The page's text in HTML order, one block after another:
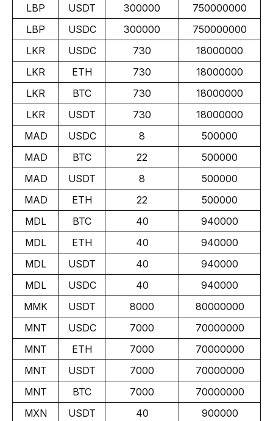
LBP USDT 300000
750000000
LBP
USDC 300000
750000000
LKR
USDC 730
18000000
LKR
ETH 730
18000000
LKR
BTC 730
18000000
LKR
USDT 730
18000000
MAD
USDC 8
500000
MAD
BTC 22
500000
MAD
USDT 8
500000
MAD
ETH 22
500000
MDL
BTC 40
940000
MDL
ETH 40
940000
MDL
USDT 40
940000
MDL
USDC 40
940000
MMK
USDT 8000
80000000
MNT
USDC 7000
70000000
MNT
ETH 7000
70000000
MNT
USDT 7000
70000000
MNT
BTC 7000
70000000
MXN
USDT 40
900000